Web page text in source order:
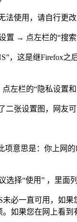
法使用，请自行更
置 → 点左栏的“搜
，这是继Firefox
左栏的“隐私设置
二张设置图，网友
项意思是：你上网
择“使用” ，里面
未必一直可用，如
如果您在网上看